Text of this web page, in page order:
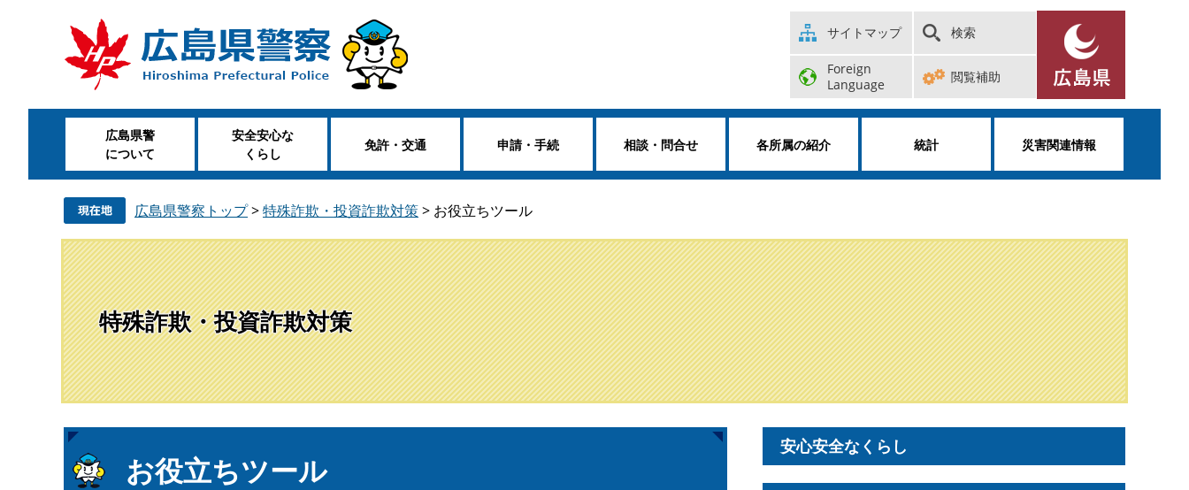
。
て
サイトマップ 検索
Foreign
Language
閲覧補助
広島県警
について
安全安心な
くらし
免許・交通 申請・手続 相談・問合せ 各所属の紹介 統計 災害関連情報
広島県警察トップ>特殊詐欺・投資詐欺対策> お役立ちツール
特殊詐欺・投資詐欺対策
文
お役立ちツール
安心安全なくらし